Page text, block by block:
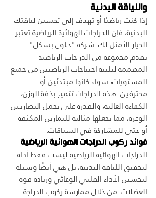
واللياقة البدنية
إذا كنت رياضيًا أو تهدف إلى تحسين لياقتك
البدنية، فإن الدراجات الهوائية الرياضية تعتبر
الخيار الأمثل لك. شركة "حلول بسكل"
تقدم مجموعة من الدراجات الرياضية
المصممة لتلبية احتياجات الرياضيين من جميع
المستويات، سواء كانوا مبتدئين أو
محترفين. هذه الدراجات تتميز بخفة الوزن،
الكفاءة العالية، والقدرة على تحمل التضاريس
الوعرة، مما يجعلها مثالية للتمارين المكثفة
أو حتى للمشاركة في السباقات.
فوائد ركوب الدراجات الهوائية الرياضية
الدراجات الهوائية الرياضية ليست فقط أداة
لتحقيق اللياقة البدنية، بل هي أيضًا وسيلة
لتحسين الأداء القلبي الوعائي وزيادة قوة
العضلات. من خلال ممارسة ركوب الدراجة